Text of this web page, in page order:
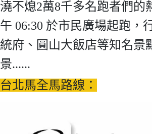
澆不熄2萬8千多名跑者們
午 06:30 於市民廣場起跑，
統府、圓山大飯店等知名景
景......
台北馬全馬路線：